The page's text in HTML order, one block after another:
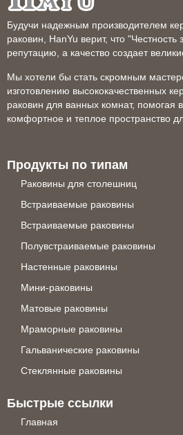
Будучи надежным производителем
раковин, HanYu верит, что "Честность
репутацию, а качество создает
Мы хотели бы стать скромным
изготовлению высококачественных
раковин для ванных комнат, помогая
комфортное и теплое пространство
Продукты по типам
Раковины для столешниц
Встраиваемые раковины
Встраиваемые раковины
Полувстраиваемые раковины
Настенные раковины
Мини-раковины
Матовые раковины
Мраморные раковины
Гальванические раковины
Стеклянные раковины
Быстрые ссылки
Главная